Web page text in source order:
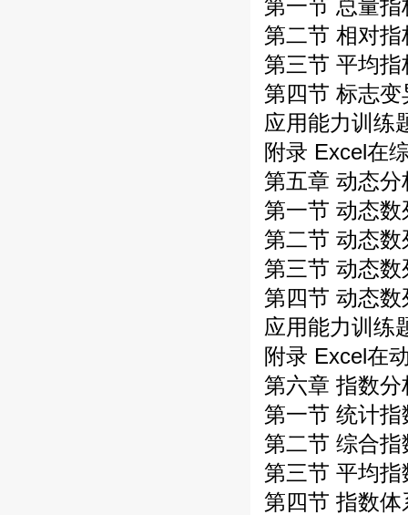
第一节 总量指
第二节 相对指
第三节 平均指
第四节 标志变
应用能力训练
附录 Excel在
第五章 动态分
第一节 动态
第二节 动态
第三节 动态
第四节 动态
应用能力训练
附录 Excel在
第六章 指数分
第一节 统计
第二节 综合指
第三节 平均指
第四节 指数